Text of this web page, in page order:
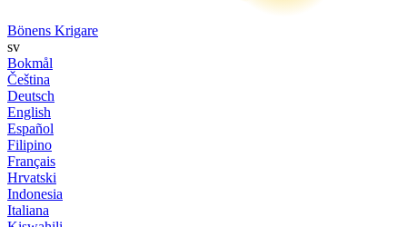
Bönens Krigare
sv
Bokmål
Čeština
Deutsch
English
Español
Filipino
Français
Hrvatski
Indonesia
Italiana